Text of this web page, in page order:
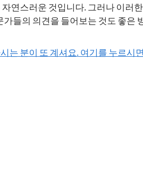
연스러운 것입니다. 그러나 이
들의 의견을 들어보는 것도 좋
는 분이 또 계셔요. 여기를 누르